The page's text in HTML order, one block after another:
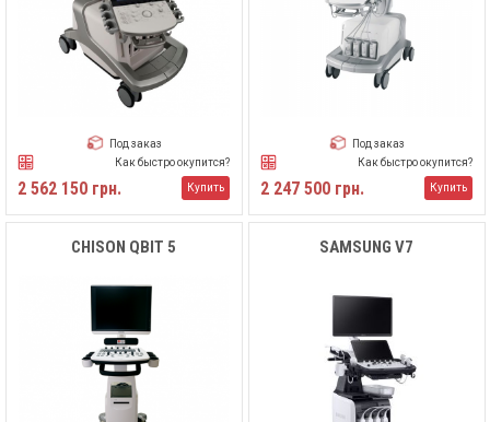
Под заказ
Как быстро окупится?
2 562 150 грн. Купить
Под заказ
Как быстро окупится?
2 247 500 грн. Купить
CHISON QBIT 5 SAMSUNG V7